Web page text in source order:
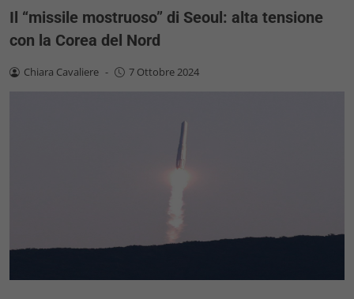
Il “missile mostruoso” di Seoul: alta tensione
con la Corea del Nord
Chiara Cavaliere - 7 Ottobre 2024